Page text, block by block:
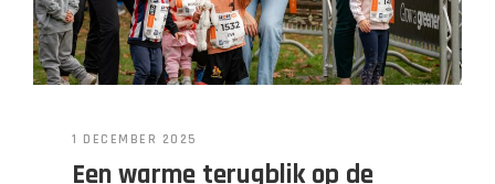
1 DECEMBER 2025
Een warme terugblik op de